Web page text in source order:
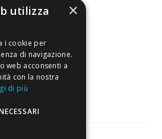
×
utilizza
i cookie per
di navigazione.
web acconsenti a
con la nostra
di più